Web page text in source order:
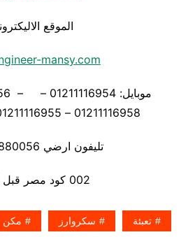
الموقع
mansy.com
تليفون ارضي 0225880056
002 كود مصر قبل الرقم
تعبئة سكروارز مكن